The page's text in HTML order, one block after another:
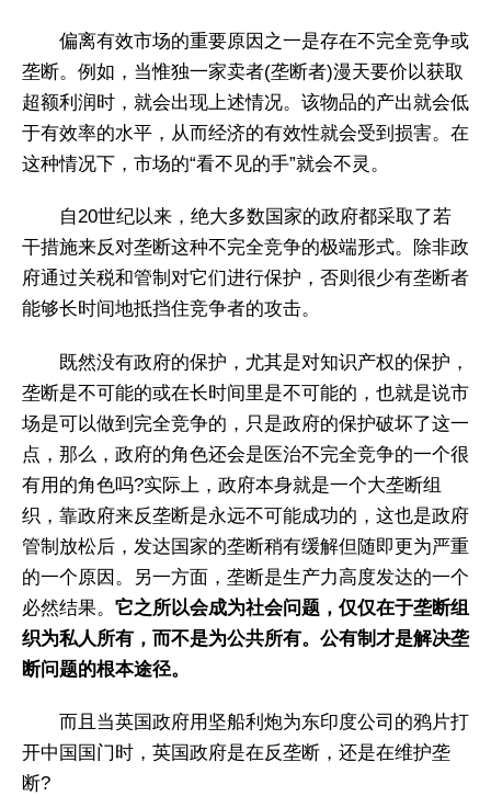
偏离有效市场的重要原因之一是存在不完全竞争或
垄断。例如，当惟独一家卖者(垄断者)漫天要价以获取
超额利润时，就会出现上述情况。该物品的产出就会低
于有效率的水平，从而经济的有效性就会受到损害。在
这种情况下，市场的“看不见的手”就会不灵。
自20世纪以来，绝大多数国家的政府都采取了若
干措施来反对垄断这种不完全竞争的极端形式。除非政
府通过关税和管制对它们进行保护，否则很少有垄断者
能够长时间地抵挡住竞争者的攻击。
既然没有政府的保护，尤其是对知识产权的保护，
垄断是不可能的或在长时间里是不可能的，也就是说市
场是可以做到完全竞争的，只是政府的保护破坏了这一
点，那么，政府的角色还会是医治不完全竞争的一个很
有用的角色吗?实际上，政府本身就是一个大垄断组
织，靠政府来反垄断是永远不可能成功的，这也是政府
管制放松后，发达国家的垄断稍有缓解但随即更为严重
的一个原因。另一方面，垄断是生产力高度发达的一个
必然结果。 它之所以会成为社会问题，仅仅在于垄断组
织为私人所有，而不是为公共所有。公有制才是解决垄
断问题的根本途径。
而且当英国政府用坚船利炮为东印度公司的鸦片打
开中国国门时，英国政府是在反垄断，还是在维护垄
断?